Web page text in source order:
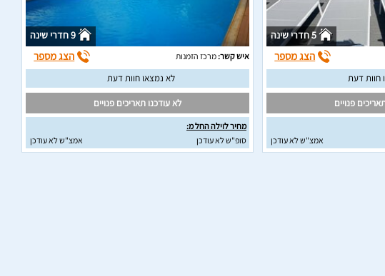
5 חדרי שינה
הצג מספר
חוות דעת
פנויים
אמצ"ש לא עודכן
9 חדרי שינה
איש קשר:מרכז הזמנות הצג מספר
לא נמצאו חוות דעת
לא עודכנו תאריכים פנויים
מחיר לוילה החל מ:
סופ"ש לא עודכן
אמצ"ש לא עודכן